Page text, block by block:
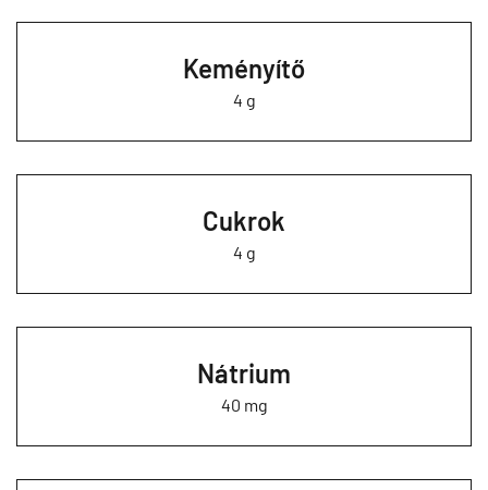
Keményítő
4 g
Cukrok
4 g
Nátrium
40 mg